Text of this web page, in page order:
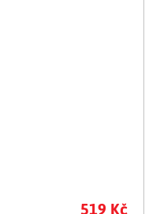
519 Kč